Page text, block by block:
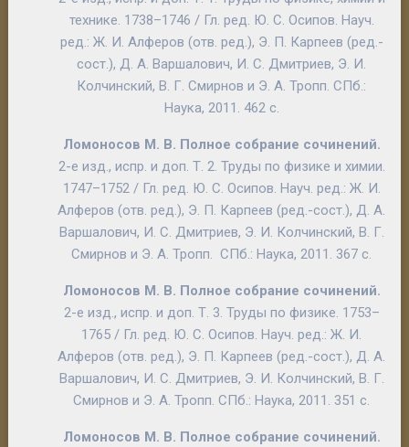
технике. 1738–1746 / Гл. ред. Ю. С. Осипов. Науч.
ред.: Ж. И. Алферов (отв. ред.), Э. П. Карпеев (ред.-
сост.),Д. А. Варшалович, И. С. Дмитриев, Э. И.
Колчинский,В. Г. Смирнов и Э. А.Тропп. СПб.:
Наука, 2011. 462 с.
Ломоносов М. В. Полное собрание сочинений.
2-е изд., испр. и доп. Т. 2. Труды по физике и химии.
1747–1752 / Гл. ред. Ю. С. Осипов. Науч. ред.: Ж. И.
Алферов (отв. ред.), Э. П. Карпеев (ред.-сост.),Д. А.
Варшалович, И. С. Дмитриев, Э. И. Колчинский, В. Г.
Смирнов и Э. А.Тропп. СПб.: Наука, 2011. 367 с.
Ломоносов М. В. Полное собрание сочинений.
2-е изд., испр. и доп. Т. 3. Труды по физике. 1753–
1765 / Гл. ред. Ю. С. Осипов. Науч. ред.:Ж. И.
Алферов (отв. ред.), Э. П. Карпеев (ред.-сост.),Д. А.
Варшалович, И. С. Дмитриев, Э. И. Колчинский, В. Г.
Смирнов и Э. А.Тропп. СПб.: Наука, 2011. 351 с.
Ломоносов М. В. Полное собрание сочинений.